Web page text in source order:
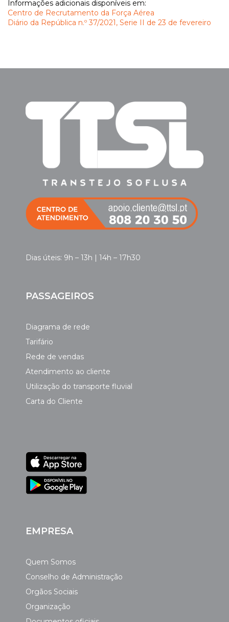
Informações adicionais disponíveis em:
Centro de Recrutamento da Força Aérea
Diário da República n.º 37/2021, Serie II de 23 de fevereiro
Dias úteis: 9h – 13h | 14h – 17h30
PASSAGEIROS
Diagrama de rede
Tarifário
Rede de vendas
Atendimento ao cliente
Utilização do transporte fluvial
Carta do Cliente
EMPRESA
Quem Somos
Conselho de Administração
Orgãos Sociais
Organização